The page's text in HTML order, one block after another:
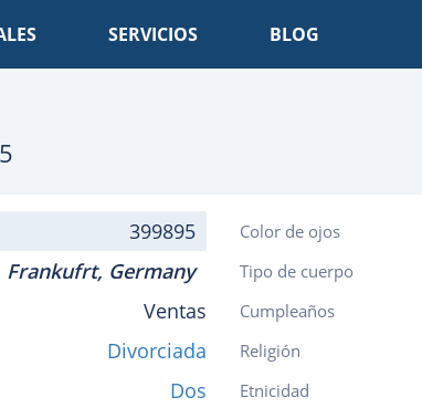
SERVICIOS BLOG
399895
Frankufrt, Germany
Ventas
Divorciada
Dos
Color de ojos
Tipo de cuerpo
Cumpleaños
Religión
Etnicidad